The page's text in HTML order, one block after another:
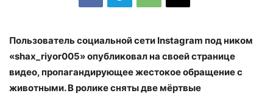
Пользователь социальной сети Instagram под ником
«shax_riyor005» опубликовал на своей странице
видео, пропагандирующее жестокое обращение с
животными. В ролике сняты две мёртвые